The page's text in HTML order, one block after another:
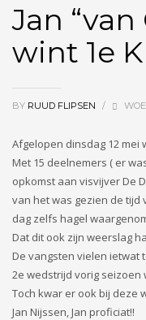
Jan
wint 1e
BY RUUD FLIPSEN /
Afgelopen dinsdag 12 mei
Met 15 deelnemers ( er
opkomst aan visvijver De
van het was gezien de tijd
dag zelfs hagel
Dat dit ook zijn weerslag
De vangsten vielen ietwat
2e wedstrijd vorig seizoen
Toch kwar er ook bij deze
Jan Nijssen, Jan proficiat!!